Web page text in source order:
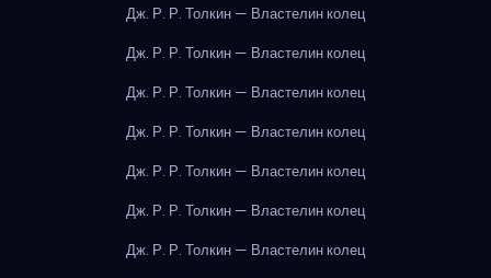
Дж. Р. Р. Толкин — Властелин колец
Дж. Р. Р. Толкин — Властелин колец
Дж. Р. Р. Толкин — Властелин колец
Дж. Р. Р. Толкин — Властелин колец
Дж. Р. Р. Толкин — Властелин колец
Дж. Р. Р. Толкин — Властелин колец
Дж. Р. Р. Толкин — Властелин колец